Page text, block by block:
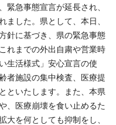
緊急事態宣言が延長され、
ました。県として、本日、
針に基づき、県の緊急事態
れまでの外出自粛や営業時
生活様式」安心宣言の使
者施設の集中検査、医療提
といたします。また、本県
、医療崩壊を食い止めるた
大を何としても抑制をし、